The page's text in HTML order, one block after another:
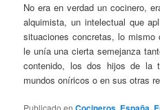
No era en verdad un cocinero,
alquimista, un intelectual que
situaciones concretas, lo
le unía una cierta semejanza
contenido, los dos hijos de la
mundos oníricos o en sus otras